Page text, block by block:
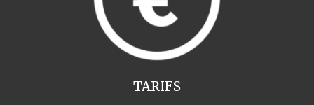
TARIFS